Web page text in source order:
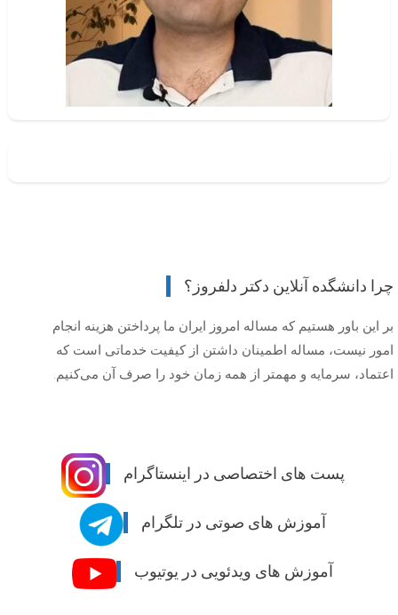
چرا دانشگده آنلاین دکتر دلفروز؟
بر این باور هستیم که مساله امروز ایران ما پرداختن هزینه انجام
امور نیست، مساله اطمینان داشتن از کیفیت خدماتی است که
اعتماد، سرمایه و مهمتر از همه زمان خود را صرف آن می‌کنیم.
پست های اختصاصی در اینستاگرام
آموزش های صوتی در تلگرام
آموزش های ویدئویی در یوتیوب